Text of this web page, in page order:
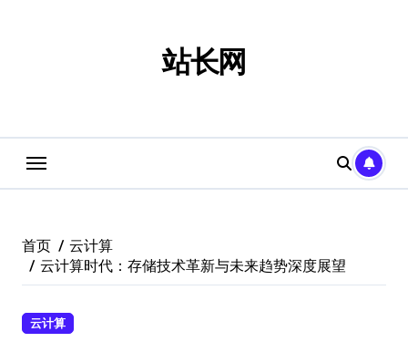
站长网
首页
云计算
云计算时代：存储技术革新与未来趋势深度展望
云计算